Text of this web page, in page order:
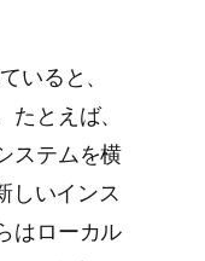
いると、
とえば、
ステムを横
しいインス
はローカル